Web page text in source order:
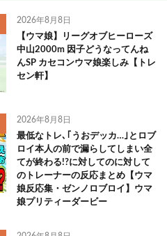
2026年8月8日
【ウマ娘】リーグオブヒーローズ
中山2000m 因子どうなってんね
んSP カセコンウマ娘楽しみ【トレ
セン軒】
2026年8月8日
最低なトレ､｢うおデッカ…｣とロブ
ロイ本人の前で漏らしてしまい全
てが終わる!?に対してのに対して
のトレーナーの反応まとめ【ウマ
娘反応集・ゼンノロブロイ】ウマ
娘プリティーダービー